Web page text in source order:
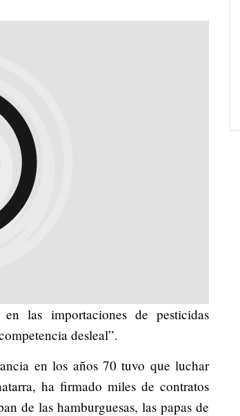
las importaciones de pesticidas
desleal”.
en los años 70 tuvo que luchar
ha firmado miles de contratos
de las hamburguesas, las papas de